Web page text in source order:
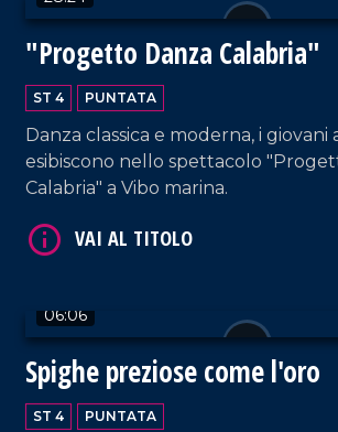
"Progetto Danza Calabria"
ST 4 PUNTATA
Danza classica e moderna, i giovani
esibiscono nello spettacolo
Calabria" a Vibo marina.
06:06
Spighe preziose come l'oro
ST 4 PUNTATA
VAI AL TITOLO
VAI AL TITOLO